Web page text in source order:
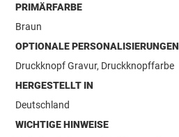
PRIMÄRFARBE
Braun
OPTIONALE PERSONALISIERUNGEN
Druckknopf Gravur, Druckknopffarbe
HERGESTELLT IN
Deutschland
WICHTIGE HINWEISE